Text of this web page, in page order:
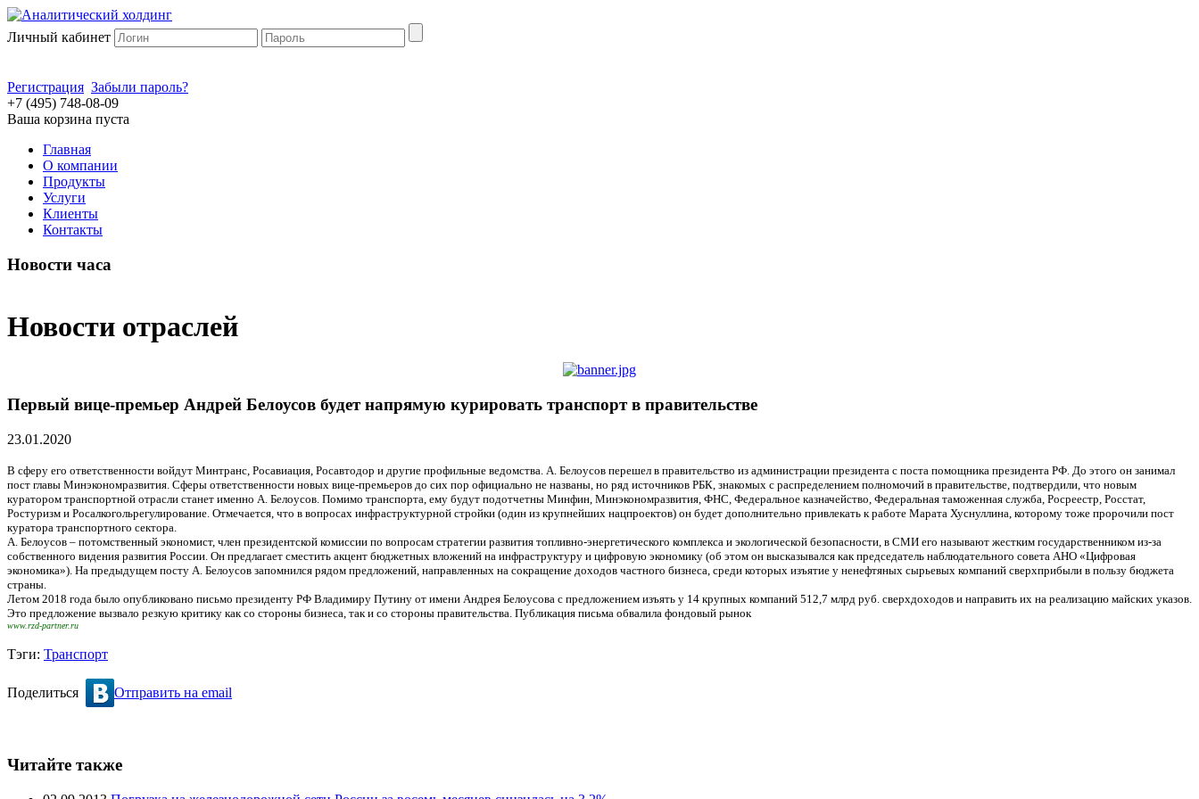
Личный кабинет
Регистрация Забыли пароль?
+7 (495) 748-08-09
Ваша корзина пуста
Главная
О компании
Продукты
Услуги
Клиенты
Контакты
Новости часа
Новости отраслей
Первый вице-премьер Андрей Белоусов будет напрямую курировать транспорт в правительстве
23.01.2020
В сферу его ответственности войдут Минтранс, Росавиация, Росавтодор и другие профильные ведомства. А. Белоусов перешел в правительство из администрации президента с поста помощника президента РФ. До этого он занимал
пост главы Минэкономразвития. Сферы ответственности новых вице-премьеров до сих пор официально не названы, но ряд источников РБК, знакомых с распределением полномочий в правительстве, подтвердили, что новым
куратором транспортной отрасли станет именно А. Белоусов. Помимо транспорта, ему будут подотчетны Минфин, Минэкономразвития, ФНС, Федеральное казначейство, Федеральная таможенная служба, Росреестр, Росстат,
Ростуризм и Росалкогольрегулирование. Отмечается, что в вопросах инфраструктурной стройки (один из крупнейших нацпроектов) он будет дополнительно привлекать к работе Марата Хуснуллина, которому тоже пророчили пост
куратора транспортного сектора.
А. Белоусов – потомственный экономист, член президентской комиссии по вопросам стратегии развития топливно-энергетического комплекса и экологической безопасности, в СМИ его называют жестким государственником из-за
собственного видения развития России. Он предлагает сместить акцент бюджетных вложений на инфраструктуру и цифровую экономику (об этом он высказывался как председатель наблюдательного совета АНО «Цифровая
экономика»). На предыдущем посту А. Белоусов запомнился рядом предложений, направленных на сокращение доходов частного бизнеса, среди которых изъятие у ненефтяных сырьевых компаний сверхприбыли в пользу бюджета
страны.
Летом 2018 года было опубликовано письмо президенту РФ Владимиру Путину от имени Андрея Белоусова с предложением изъять у 14 крупных компаний 512,7 млрд руб. сверхдоходов и направить их на реализацию майских указов.
Это предложение вызвало резкую критику как со стороны бизнеса, так и со стороны правительства. Публикация письма обвалила фондовый рынок
www.rzd-partner.ru
Тэги: Транспорт
Поделиться Отправить на email
Читайте также